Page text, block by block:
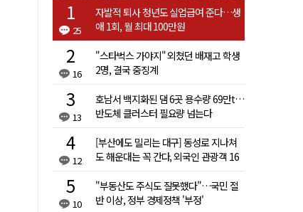
25
자발적 퇴사 청년도 실업급여 준다…생
애 1회, 월 최대 100만원
16
"스타벅스 가야지" 외쳤던 배재고 학생
2명, 결국 중징계
13
호남서 백지화된 댐 6곳 용수량 69만t…
반도체 클러스터 필요량 넘는다
12
[부산에도 밀리는 대구] 동성로 지나쳐
도 해운대는 꼭 간다, 외국인 관광객 16
10
"부동산도 주식도 잘못했다"…국민 절
반 이상, 정부 경제정책 '부정'